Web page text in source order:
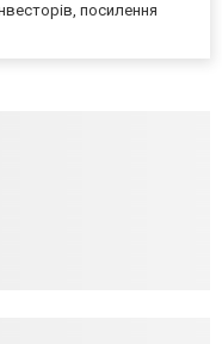
посилення